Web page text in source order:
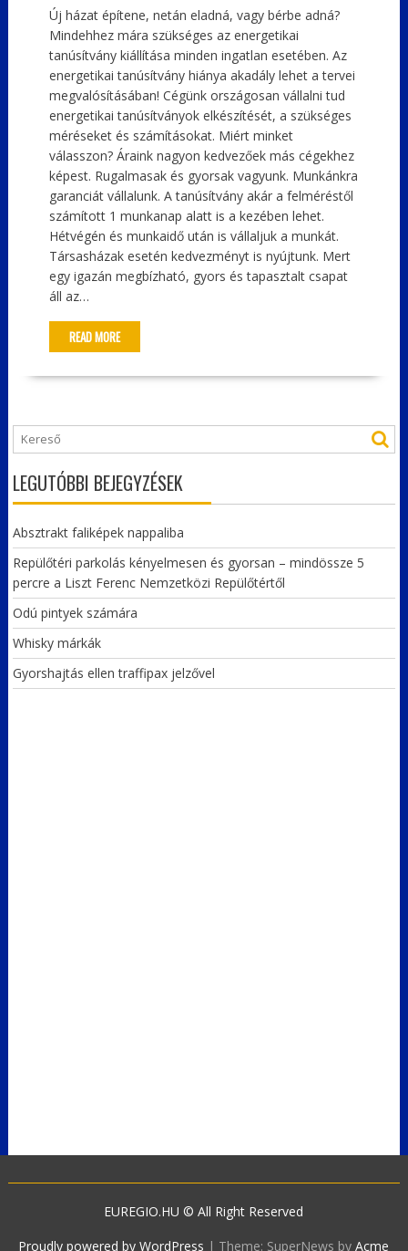
Új házat építene, netán eladná, vagy bérbe adná?
Mindehhez mára szükséges az energetikai
tanúsítvány kiállítása minden ingatlan esetében. Az
energetikai tanúsítvány hiánya akadály lehet a tervei
megvalósításában! Cégünk országosan vállalni tud
energetikai tanúsítványok elkészítését, a szükséges
méréseket és számításokat. Miért minket
válasszon? Áraink nagyon kedvezőek más cégekhez
képest. Rugalmasak és gyorsak vagyunk. Munkánkra
garanciát vállalunk. A tanúsítvány akár a felméréstől
számított 1 munkanap alatt is a kezében lehet.
Hétvégén és munkaidő után is vállaljuk a munkát.
Társasházak esetén kedvezményt is nyújtunk. Mert
egy igazán megbízható, gyors és tapasztalt csapat
áll az…
READ MORE
LEGUTÓBBI BEJEGYZÉSEK
Absztrakt faliképek nappaliba
Repülőtéri parkolás kényelmesen és gyorsan – mindössze 5
percre a Liszt Ferenc Nemzetközi Repülőtértől
Odú pintyek számára
Whisky márkák
Gyorshajtás ellen traffipax jelzővel
EUREGIO.HU © All Right Reserved
Proudly powered by WordPress | Theme: SuperNews byAcme